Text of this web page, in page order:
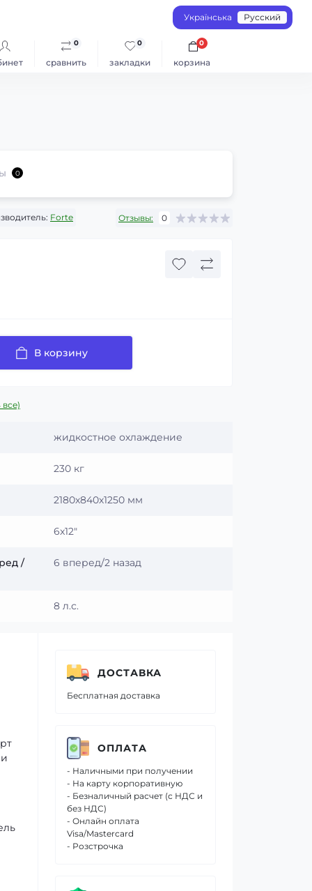
Українська Русский
сравнить
0
закладки
0
корзина
0
0
Forte Отзывы: 0
В корзину
жидкостное охлаждение
230 кг
2180х840х1250 мм
6x12"
/ 6 вперед/2 назад
8 л.с.
ДОСТАВКА
Бесплатная доставка
ОПЛАТА
- Наличными при получении
- На карту корпоративную
- Безналичный расчет (с НДС и
без НДС)
- Онлайн оплата
Visa/Mastercard
- Розстрочка